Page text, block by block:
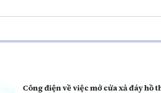
Công điện về việc mở cửa xả đáy hồ